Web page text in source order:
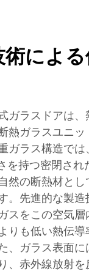
術によ
ガラスドアは
熱ガラスユニ
ガラス構造で
持つ密閉され
然の断熱材と
。先進的な製
スをこの空気
りも低い熱伝
、ガラス表面
、赤外線放射